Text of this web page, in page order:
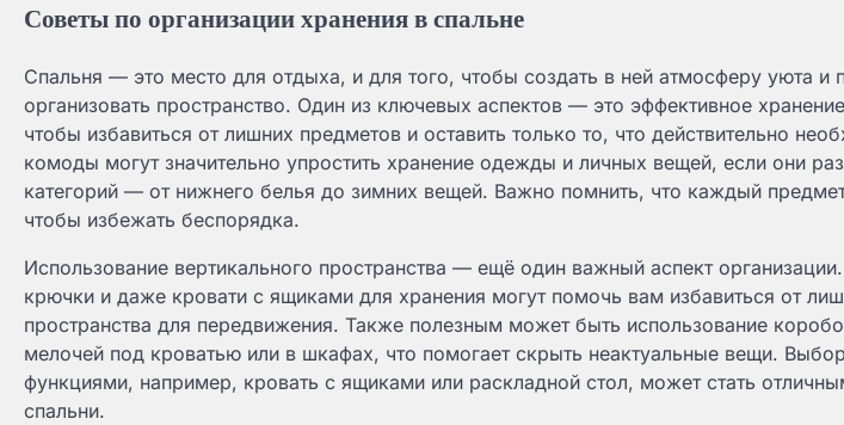
Советы по организации хранения в спальне
Спальня — это место для отдыха, и для того, чтобы создать в ней атмосферу уюта и
организовать пространство. Один из ключевых аспектов — это эффективное
чтобы избавиться от лишних предметов и оставить только то, что действительно
комоды могут значительно упростить хранение одежды и личных вещей, если они
категорий — от нижнего белья до зимних вещей. Важно помнить, что каждый
чтобы избежать беспорядка.
Использование вертикального пространства — ещё один важный аспект
крючки и даже кровати с ящиками для хранения могут помочь вам избавиться от
пространства для передвижения. Также полезным может быть использование
мелочей под кроватью или в шкафах, что помогает скрыть неактуальные вещи.
функциями, например, кровать с ящиками или раскладной стол, может стать
спальни.